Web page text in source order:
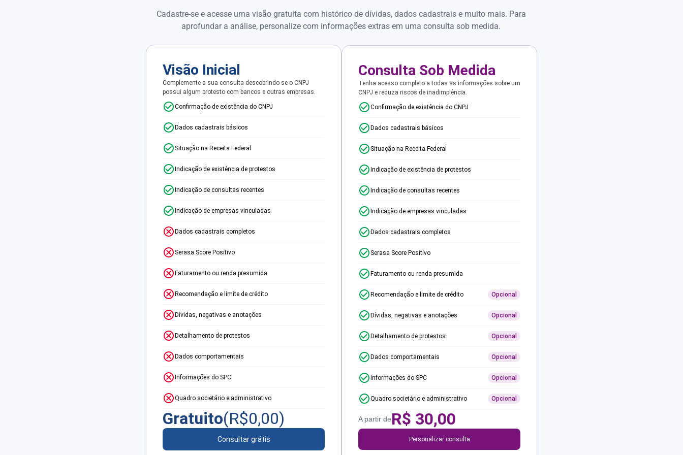
Cadastre-se e acesse uma visão gratuita com histórico de dívidas, dados cadastrais e muito mais. Para
aprofundar a análise, personalize com informações extras em uma consulta sob medida.
Visão Inicial
Complemente a sua consulta descobrindo se o CNPJ
possui algum protesto com bancos e outras empresas.
Confirmação de existência do CNPJ
Dados cadastrais básicos
Situação na Receita Federal
Indicação de existência de protestos
Indicação de consultas recentes
Indicação de empresas vinculadas
Dados cadastrais completos
Serasa Score Positivo
Faturamento ou renda presumida
Recomendação e limite de crédito
Dívidas, negativas e anotações
Detalhamento de protestos
Dados comportamentais
Informações do SPC
Quadro societário e administrativo
Gratuito(R$0,00)
Consultar grátis
Consulta Sob Medida
Tenha acesso completo a todas as informações sobre um
CNPJ e reduza riscos de inadimplência.
Confirmação de existência do CNPJ
Dados cadastrais básicos
Situação na Receita Federal
Indicação de existência de protestos
Indicação de consultas recentes
Indicação de empresas vinculadas
Dados cadastrais completos
Serasa Score Positivo
Faturamento ou renda presumida
Recomendação e limite de crédito Opcional
Dívidas, negativas e anotações Opcional
Detalhamento de protestos Opcional
Dados comportamentais Opcional
Informações do SPC Opcional
Quadro societário e administrativo Opcional
A partir deR$ 30,00
Personalizar consulta